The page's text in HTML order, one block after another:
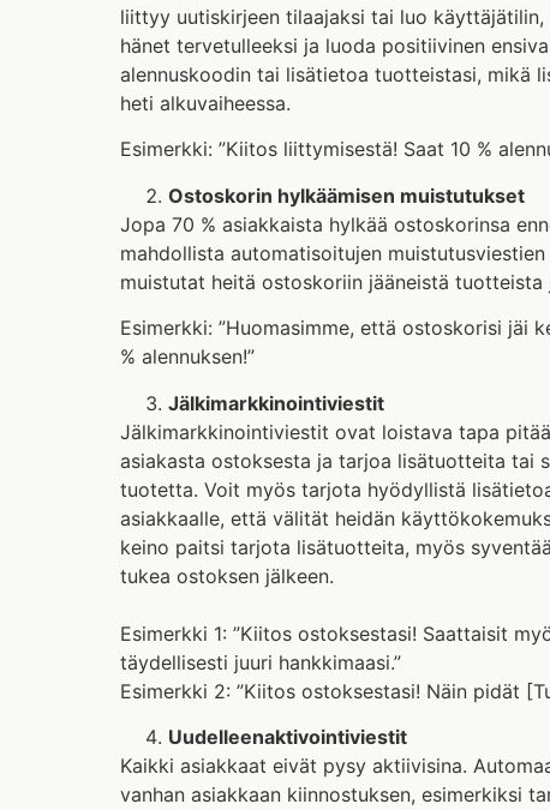
liittyy uutiskirjeen tilaajaksi tai luo
hänet tervetulleeksi ja luoda positiivinen
alennuskoodin tai lisätietoa tuotteistasi, mikä
heti alkuvaiheessa.
Esimerkki: ”Kiitos liittymisestä! Saat 10 %
Ostoskorin hylkäämisen muistutukset
Jopa 70 % asiakkaista hylkää ostoskorinsa
mahdollista automatisoitujen
muistutat heitä ostoskoriin jääneistä
Esimerkki: ”Huomasimme, että ostoskorisi jäi
% alennuksen!”
Jälkimarkkinointiviestit
Jälkimarkkinointiviestit ovat loistava tapa
asiakasta ostoksesta ja tarjoa lisätuotteita tai
tuotetta. Voit myös tarjota hyödyllistä
asiakkaalle, että välität heidän
keino paitsi tarjota lisätuotteita, myös
tukea ostoksen jälkeen.
Esimerkki 1: ”Kiitos ostoksestasi! Saattaisit
täydellisesti juuri hankkimaasi.”
Esimerkki 2: ”Kiitos ostoksestasi! Näin pidät
Uudelleenaktivointiviestit
Kaikki asiakkaat eivät pysy aktiivisina.
vanhan asiakkaan kiinnostuksen, esimerkiksi